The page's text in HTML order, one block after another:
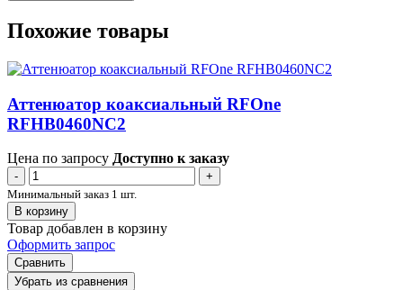
Похожие товары
Аттенюатор коаксиальный RFOne
RFHB0460NC2
Цена по запросу Доступно к заказу
-
+
Минимальный заказ 1 шт.
В корзину
Товар добавлен в корзину
Оформить запрос
Сравнить
Убрать из сравнения